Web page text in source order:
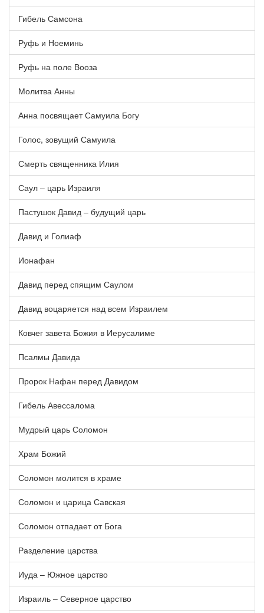
Гибель Самсона
Руфь и Ноеминь
Руфь на поле Вооза
Молитва Анны
Анна посвящает Самуила Богу
Голос, зовущий Самуила
Смерть священника Илия
Саул – царь Израиля
Пастушок Давид – будущий царь
Давид и Голиаф
Ионафан
Давид перед спящим Саулом
Давид воцаряется над всем Израилем
Ковчег завета Божия в Иерусалиме
Псалмы Давида
Пророк Нафан перед Давидом
Гибель Авессалома
Мудрый царь Соломон
Храм Божий
Соломон молится в храме
Соломон и царица Савская
Соломон отпадает от Бога
Разделение царства
Иуда – Южное царство
Израиль – Северное царство